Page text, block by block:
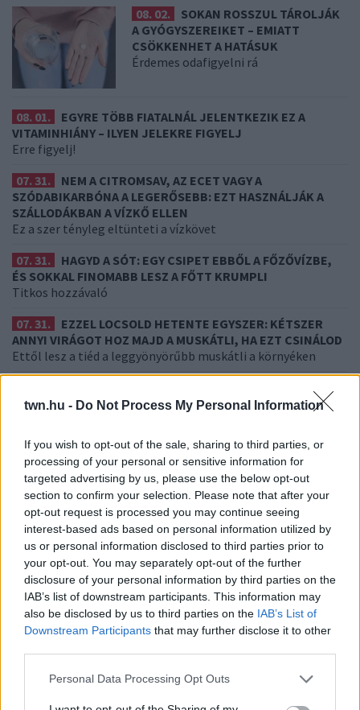
twn.hu - Do Not Process My Personal Information
If you wish to opt-out of the sale, sharing to third parties, or
processing of your personal or sensitive information for
targeted advertising by us, please use the below opt-out
section to confirm your selection. Please note that after your
opt-out request is processed you may continue seeing
interest-based ads based on personal information utilized by
us or personal information disclosed to third parties prior to
your opt-out. You may separately opt-out of the further
disclosure of your personal information by third parties on the
IAB’s list of downstream participants. This information may
also be disclosed by us to third parties on the IAB’s List of
Downstream Participants that may further disclose it to other
Please note that this website/app uses one or more Google
Personal Data Processing Opt Outs
08. 02.
SOKAN ROSSZUL TÁROLJÁK
A GYÓGYSZEREIKET – EMIATT
CSÖKKENHET A HATÁSUK
Érdemes odafigyelni rá
08. 01.
EGYRE TÖBB FIATALNÁL JELENTKEZIK EZ A
VITAMINHIÁNY – ILYEN JELEKRE FIGYELJ
Erre figyelj!
07. 31.
NEM A CITROMSAV, AZ ECET VAGY A
SZÓDABIKARBÓNA A LEGERŐSEBB: EZT HASZNÁLJÁK A
SZÁLLODÁKBAN A VÍZKŐ ELLEN
Ez a szer tényleg eltünteti a vízkövet
07. 31.
HAGYD A SÓT: EGY CSIPET EBBŐL A FŐZŐVÍZBE,
ÉS SOKKAL FINOMABB LESZ A FŐTT KRUMPLI
Titkos hozzávaló
07. 31.
EZZEL LOCSOLD HETENTE EGYSZER: KÉTSZER
ANNYI VIRÁGOT HOZ MAJD A MUSKÁTLI, HA EZT CSINÁLOD
Ettől lesz a tiéd a leggyönyörűbb muskátli a környéken
24 ÓRA TOVÁBBI HÍREI
24 óra
Ezért párásodik be állandóan az ablak – egyszerűbb a